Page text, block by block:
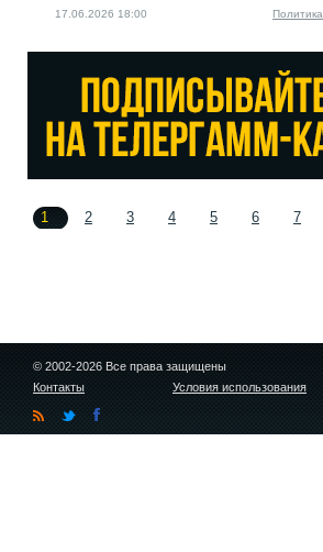
17.06.2026 18:00 Политика
1 2 3 4 5 6 7
© 2002-2026 Все права защищены
Контакты
Условия использования